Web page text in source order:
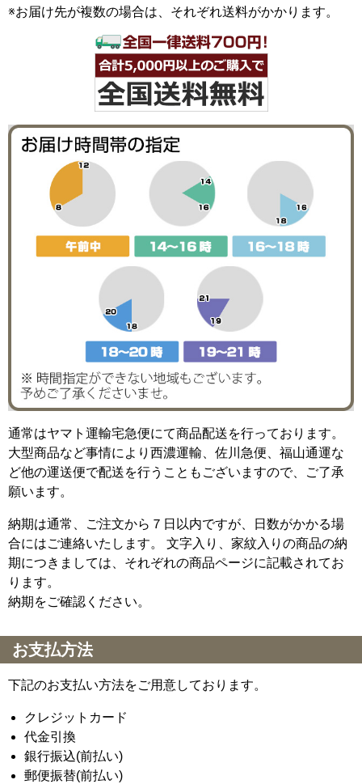
※お届け先が複数の場合は、それぞれ送料がかかります。
通常はヤマト運輸宅急便にて商品配送を行っております。
大型商品など事情により西濃運輸、佐川急便、福山通運な
ど他の運送便で配送を行うこともございますので、ご了承
願います。
納期は通常、ご注文から７日以内ですが、日数がかかる場
合にはご連絡いたします。 文字入り、家紋入りの商品の納
期につきましては、それぞれの商品ページに記載されてお
ります。
納期をご確認ください。
お支払方法
下記のお支払い方法をご用意しております。
クレジットカード
代金引換
銀行振込(前払い)
郵便振替(前払い)